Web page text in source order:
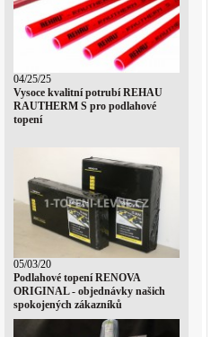
04/25/25
Vysoce kvalitní potrubí REHAU
RAUTHERM S pro podlahové
topení
05/03/20
Podlahové topení RENOVA
ORIGINAL - objednávky našich
spokojených zákazníků